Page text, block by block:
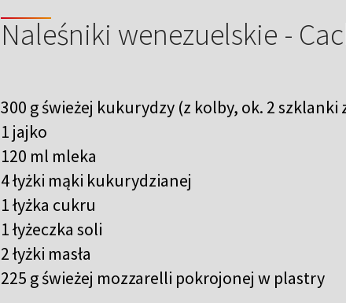
Naleśniki wenezuelskie -
300 g świeżej kukurydzy (z kolby, ok. 2 szklanki
1 jajko
120 ml mleka
4 łyżki mąki kukurydzianej
1 łyżka cukru
1 łyżeczka soli
2 łyżki masła
225 g świeżej mozzarelli pokrojonej w plastry